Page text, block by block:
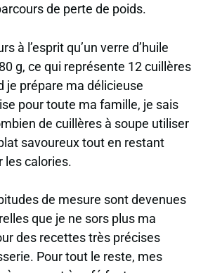
de perte de poids.
à l’esprit qu’un verre d’huile
g, ce qui représente 12 cuillères
je prépare ma délicieuse
pour toute ma famille, je sais
de cuillères à soupe utiliser
savoureux tout en restant
les calories.
de mesure sont devenues
que je ne sors plus ma
des recettes très précises
Pour tout le reste, mes